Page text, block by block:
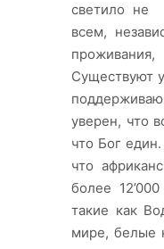
светило не
всем,
Существуют
уверен, что
что Бог
что
более
такие как
мире, белые